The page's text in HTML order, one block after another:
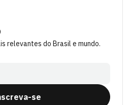
relevantes do Brasil e mundo.
se